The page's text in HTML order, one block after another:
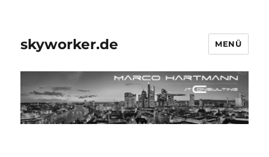
skyworker.de MENÜ